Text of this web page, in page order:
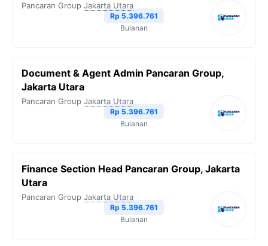
Pancaran Group Jakarta Utara
Rp 5.396.761
Bulanan
Document & Agent Admin Pancaran Group,
Jakarta Utara
Pancaran Group Jakarta Utara
Rp 5.396.761
Bulanan
Finance Section Head Pancaran Group, Jakarta
Utara
Pancaran Group Jakarta Utara
Rp 5.396.761
Bulanan